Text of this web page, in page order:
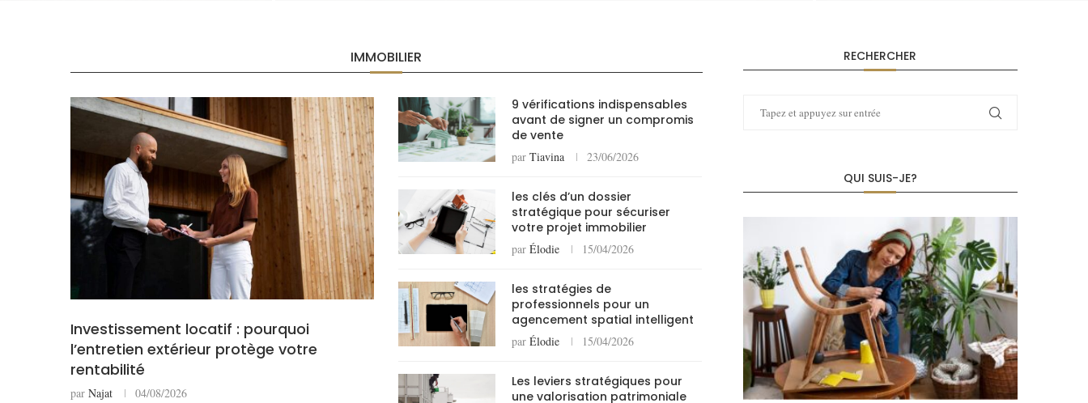
IMMOBILIER
Investissement locatif : pourquoi
l’entretien extérieur protège votre
rentabilité
par Najat 04/08/2026
9 vérifications indispensables
avant de signer un compromis
de vente
par Tiavina 23/06/2026
les clés d’un dossier
stratégique pour sécuriser
votre projet immobilier
par Élodie 15/04/2026
les stratégies de
professionnels pour un
agencement spatial intelligent
par Élodie 15/04/2026
Les leviers stratégiques pour
une valorisation patrimoniale
RECHERCHER
QUI SUIS-JE?